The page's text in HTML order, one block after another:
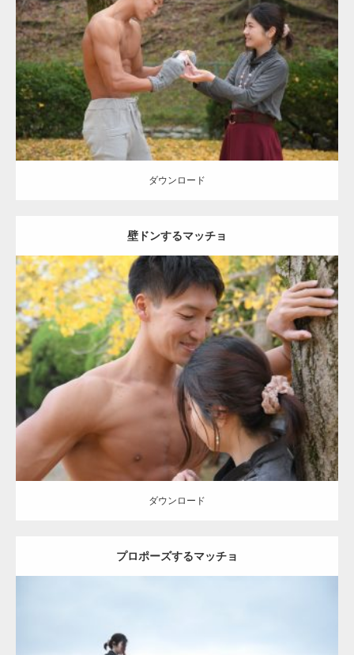
Update:2021.07.8
Category:公園のマッチョ その他 AKIHITO(細マッチョ) 上腕三頭筋
肩
ダウンロード
ダウンロード
壁ドンするマッチョ
Update: 2021.07.8
Category:公園のマッチョ その他 AKIHITO(細マッチョ) 大胸筋 肩 腹
筋
ダウンロード
プロポーズするマッチョ